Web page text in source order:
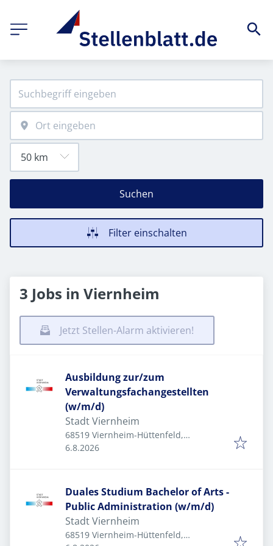
Suchen
Filter einschalten
3 Jobs in Viernheim
Jetzt Stellen-Alarm aktivieren!
Ausbildung zur/zum
Verwaltungsfachangestellten
(w/m/d)
Stadt Viernheim
68519 Viernheim-Hüttenfeld,
Deutschland
Veröffentlicht
6.8.2026
Duales Studium Bachelor of Arts -
Public Administration (w/m/d)
Stadt Viernheim
68519 Viernheim-Hüttenfeld,